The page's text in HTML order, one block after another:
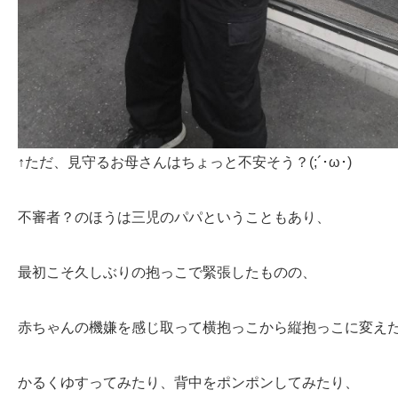
↑ただ、見守るお母さんはちょっと不安そう？(;´･ω･)
不審者？のほうは三児のパパということもあり、
最初こそ久しぶりの抱っこで緊張したものの、
赤ちゃんの機嫌を感じ取って横抱っこから縦抱っこに変え
かるくゆすってみたり、背中をポンポンしてみたり、